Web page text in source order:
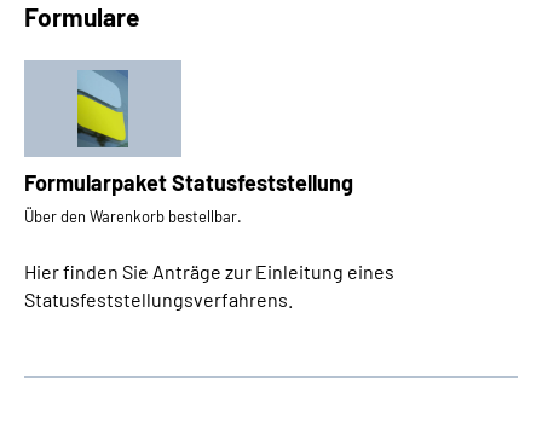
Formulare
Formularpaket Statusfeststellung
Über den Warenkorb bestellbar.
Hier finden Sie Anträge zur Einleitung eines
Statusfeststellungsverfahrens.